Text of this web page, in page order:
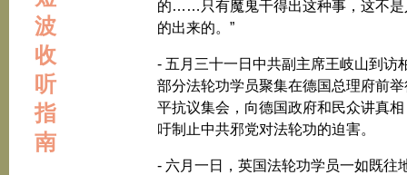
波
收
听
指
南
的……只有魔鬼干得出这种事，这不是
的出来的。”
- 五月三十一日中共副主席王岐山到访
部分法轮功学员聚集在德国总理府前举
平抗议集会，向德国政府和民众讲真相
吁制止中共邪党对法轮功的迫害。
- 六月一日，英国法轮功学员一如既往